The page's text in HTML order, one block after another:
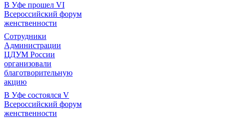
В Уфе прошел VI
Всероссийский форум
женственности
Сотрудники
Администрации
ЦДУМ России
организовали
благотворительную
акцию
В Уфе состоялся V
Всероссийский форум
женственности